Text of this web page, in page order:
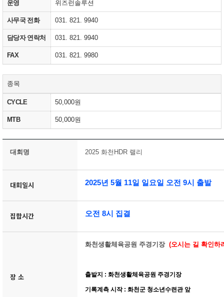
운영 위즈런솔루션
사무국 전화 031. 821. 9940
담당자 연락처 031. 821. 9940
FAX 031. 821. 9980
종목
CYCLE 50,000원
MTB 50,000원
대회명 2025 화천HDR 랠리
대회일시 2025년 5월 11일 일요일 오전 9시 출발
집합시간 오전 8시 집결
장 소
화천생활체육공원 주경기장 (오시는 길 확인하
출발지 : 화천생활체육공원 주경기장
기록계측 시작 : 화천군 청소년수련관 앞